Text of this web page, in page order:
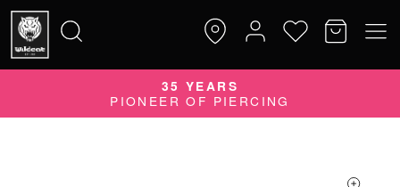
nach:
35 YEARS
PIONEER OF PIERCING